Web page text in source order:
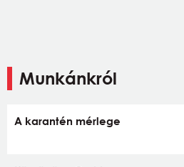
Munkánkról
A karantén mérlege